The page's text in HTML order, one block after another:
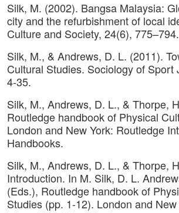
Silk, M. (2002). Bangsa Malaysia:
city and the refurbishment of local
Culture and Society, 24(6), 775–794.
Silk, M., & Andrews, D. L. (2011).
Cultural Studies. Sociology of Sport
4-35.
Silk, M., Andrews, D. L., & Thorpe,
Routledge handbook of Physical
London and New York: Routledge
Handbooks.
Silk, M., Andrews, D. L., & Thorpe,
Introduction. In M. Silk, D. L.
(Eds.), Routledge handbook of
Studies (pp. 1-12). London and